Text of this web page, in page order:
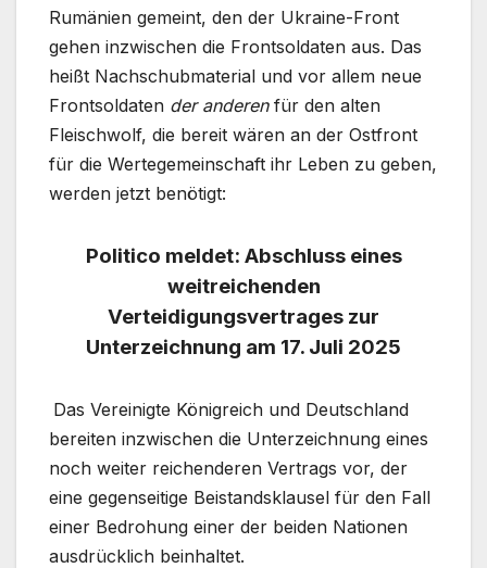
Rumänien gemeint, den der Ukraine-Front
gehen inzwischen die Frontsoldaten aus. Das
heißt Nachschubmaterial und vor allem neue
Frontsoldaten der anderenfür den alten
Fleischwolf, die bereit wären an der Ostfront
für die Wertegemeinschaft ihr Leben zu geben,
werden jetzt benötigt:
Politico meldet: Abschluss eines
weitreichenden
Verteidigungsvertrages zur
Unterzeichnung am 17. Juli 2025
Das Vereinigte Königreich und Deutschland
bereiten inzwischen die Unterzeichnung eines
noch weiter reichenderen Vertrags vor, der
eine gegenseitige Beistandsklausel für den Fall
einer Bedrohung einer der beiden Nationen
ausdrücklich beinhaltet.